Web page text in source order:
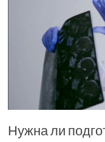
Нужна ли